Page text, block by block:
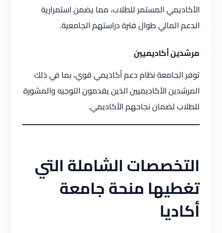
الأكاديمي المستمر للطلاب، مما يضمن استمرارية
الدعم المالي طوال فترة دراستهم الجامعية.
مرشدين أكاديميين
توفر الجامعة نظام دعم أكاديمي قوي، بما في ذلك
المرشدين الأكاديميين الذين يقدمون التوجيه والمشورة
للطلاب لضمان نجاحهم الأكاديمي.
التخصصات الشاملة التي
تغطيها منحة جامعة
أكاديا